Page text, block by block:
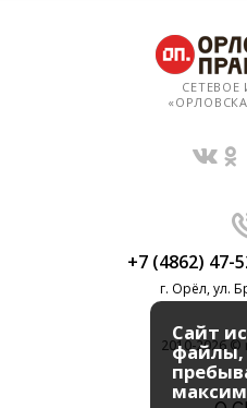
СЕТЕВОЕ
+7 (4862) 47-
г. Орёл, ул.
2010-2026 ©
Сайт
файлы,